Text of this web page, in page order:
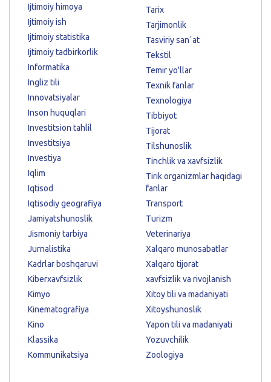
Ijtimoiy himoya
Ijtimoiy ish
Ijtimoiy statistika
Ijtimoiy tadbirkorlik
Informatika
Ingliz tili
Innovatsiyalar
Inson huquqlari
Investitsion tahlil
Investitsiya
Investiya
Iqlim
Iqtisod
Iqtisodiy geografiya
Jamiyatshunoslik
Jismoniy tarbiya
Jurnalistika
Kadrlar boshqaruvi
Kiberxavfsizlik
Kimyo
Kinematografiya
Kino
Klassika
Kommunikatsiya
Tarix
Tarjimonlik
Tasviriy sanʼat
Tekstil
Temir yo'llar
Texnik fanlar
Texnologiya
Tibbiyot
Tijorat
Tilshunoslik
Tinchlik va xavfsizlik
Tirik organizmlar haqidagi
fanlar
Transport
Turizm
Veterinariya
Xalqaro munosabatlar
Xalqaro tijorat
xavfsizlik va rivojlanish
Xitoy tili va madaniyati
Xitoyshunoslik
Yapon tili va madaniyati
Yozuvchilik
Zoologiya